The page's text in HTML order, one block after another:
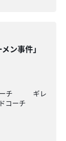
ン事件」
コーチ ギレ
ドコーチ